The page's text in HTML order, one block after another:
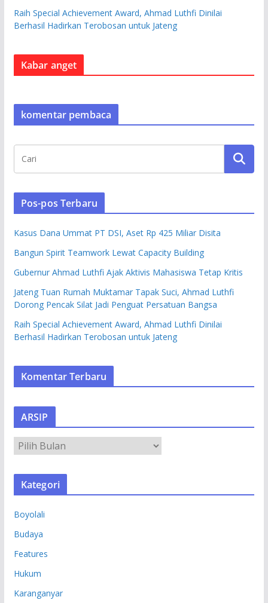
Raih Special Achievement Award, Ahmad Luthfi Dinilai
Berhasil Hadirkan Terobosan untuk Jateng
Kabar anget
komentar pembaca
Pos-pos Terbaru
Kasus Dana Ummat PT DSI, Aset Rp 425 Miliar Disita
Bangun Spirit Teamwork Lewat Capacity Building
Gubernur Ahmad Luthfi Ajak Aktivis Mahasiswa Tetap Kritis
Jateng Tuan Rumah Muktamar Tapak Suci, Ahmad Luthfi
Dorong Pencak Silat Jadi Penguat Persatuan Bangsa
Raih Special Achievement Award, Ahmad Luthfi Dinilai
Berhasil Hadirkan Terobosan untuk Jateng
Komentar Terbaru
ARSIP
S
Kategori
Boyolali
Budaya
Features
Hukum
Karanganyar